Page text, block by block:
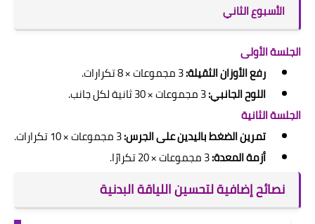
الأسبوع الثاني
الجلسة الأولى
رفع الأوزان الثقيلة:
اللوح الجانبي:
الجلسة الثانية
تمرين الضغط باليدين على الجرس:
أزمة المعدة:
نصائح إضافية لتحسين اللياقة البدنية